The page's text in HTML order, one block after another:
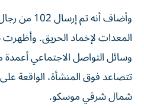
المعدات لإخماد ⁠الحريق.
وسائل التواصل الاجتماعي
شمال شرقي موسكو.